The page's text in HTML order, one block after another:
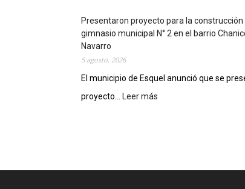
a
r
a
D
Presentaron proyecto para la construcción
gimnasio municipal N° 2 en el barrio
Navarro
5 agosto, 2026
El municipio de Esquel anunció que se
proyecto...
Leer más
n